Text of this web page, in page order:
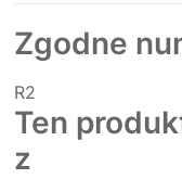
Zgodne
R2
Ten
z